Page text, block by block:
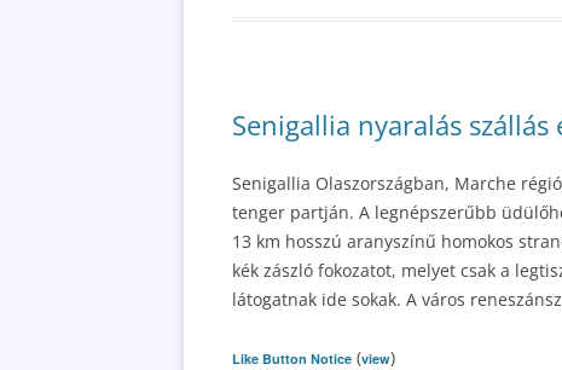
Senigallia nyaralás
Senigallia Olaszországban, Marche
tenger partján. A legnépszerűbb
13 km hosszú aranyszínű homokos
kék zászló fokozatot, melyet csak a
látogatnak ide sokak. A város
Like Button Notice (view)